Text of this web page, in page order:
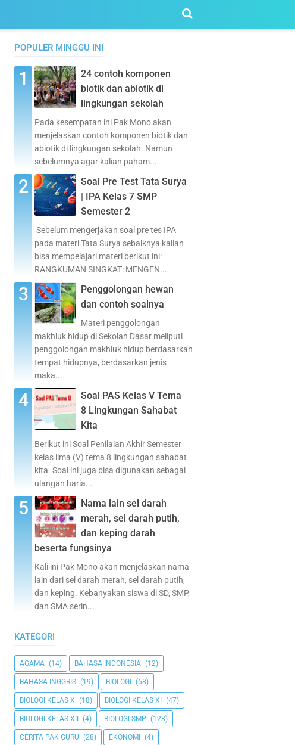
POPULER MINGGU INI
24 contoh komponen
biotik dan abiotik di
lingkungan sekolah
Pada kesempatan ini Pak Mono akan
menjelaskan contoh komponen biotik dan
abiotik di lingkungan sekolah. Namun
sebelumnya agar kalian paham...
Soal Pre Test Tata Surya
| IPA Kelas 7 SMP
Semester 2
Sebelum mengerjakan soal pre tes IPA
pada materi Tata Surya sebaiknya kalian
bisa mempelajari materi berikut ini:
RANGKUMAN SINGKAT: MENGEN...
Penggolongan hewan
dan contoh soalnya
Materi penggolongan
makhluk hidup di Sekolah Dasar meliputi
penggolongan makhluk hidup berdasarkan
tempat hidupnya, berdasarkan jenis
maka...
Soal PAS Kelas V Tema
8 Lingkungan Sahabat
Kita
Berikut ini Soal Penilaian Akhir Semester
kelas lima (V) tema 8 lingkungan sahabat
kita. Soal ini juga bisa digunakan sebagai
ulangan haria...
Nama lain sel darah
merah, sel darah putih,
dan keping darah
beserta fungsinya
Kali ini Pak Mono akan menjelaskan nama
lain dari sel darah merah, sel darah putih,
dan keping. Kebanyakan siswa di SD, SMP,
dan SMA serin...
KATEGORI
AGAMA (14) BAHASA INDONESIA (12)
BAHASA INGGRIS (19) BIOLOGI (68)
BIOLOGI KELAS X (18) BIOLOGI KELAS XI (47)
BIOLOGI KELAS XII (4) BIOLOGI SMP (123)
CERITA PAK GURU (28) EKONOMI (4)